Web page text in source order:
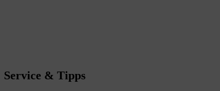
Service & Tipps